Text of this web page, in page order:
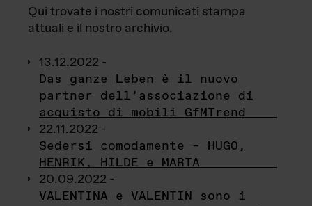
Qui trovate i nostri comunicati stampa
attuali e il nostro archivio.
13.12.2022 -
Das ganze Leben è il nuovo
partner dell’associazione di
acquisto di mobili GfMTrend
22.11.2022 -
Sedersi comodamente – HUGO,
HENRIK, HILDE e MARTA
20.09.2022 -
VALENTINA e VALENTIN sono i